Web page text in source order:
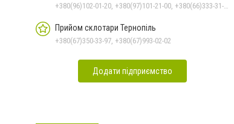
кондиціонерів та вентиляції, сантехніка
+380(96)102-01-20, +380(97)101-21-00, +380(66)333-31-27
Прийом склотари Тернопіль
+380(67)350-33-97, +380(67)993-02-02
Додати підприємство